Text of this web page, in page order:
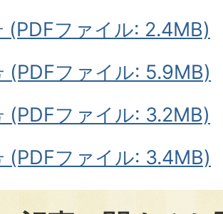
(PDFファイル: 2.4MB)
(PDFファイル: 5.9MB)
(PDFファイル: 3.2MB)
(PDFファイル: 3.4MB)